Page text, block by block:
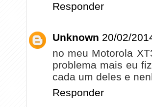
Responder
Unknown 20/02/
no meu Motorola
problema mais eu
cada um deles e
Responder